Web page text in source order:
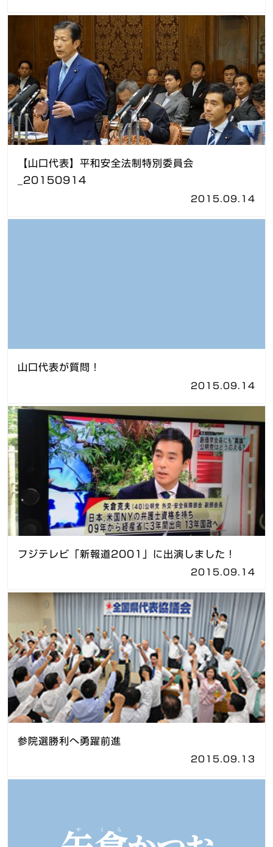
【山口代表】平和安全法制特別委員会
_20150914
2015.09.14
山口代表が質問！
2015.09.14
フジテレビ「新報道2001」に出演しました！
2015.09.14
参院選勝利へ勇躍前進
2015.09.13